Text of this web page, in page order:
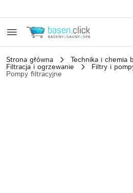
Strona główna Technika i chemia
Filtracja i ogrzewanie Filtry i
Pompy filtracyjne